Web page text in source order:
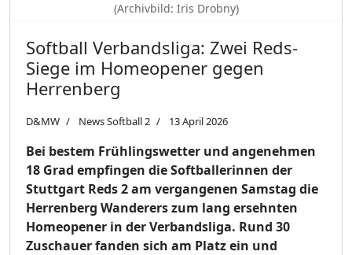
(Archivbild: Iris Drobny)
Softball Verbandsliga: Zwei Reds-
Siege im Homeopener gegen
Herrenberg
D&MW News Softball 2 13 April 2026
Bei bestem Frühlingswetter und angenehmen
18 Grad empfingen die Softballerinnen der
Stuttgart Reds 2 am vergangenen Samstag die
Herrenberg Wanderers zum lang ersehnten
Homeopener in der Verbandsliga. Rund 30
Zuschauer fanden sich am Platz ein und